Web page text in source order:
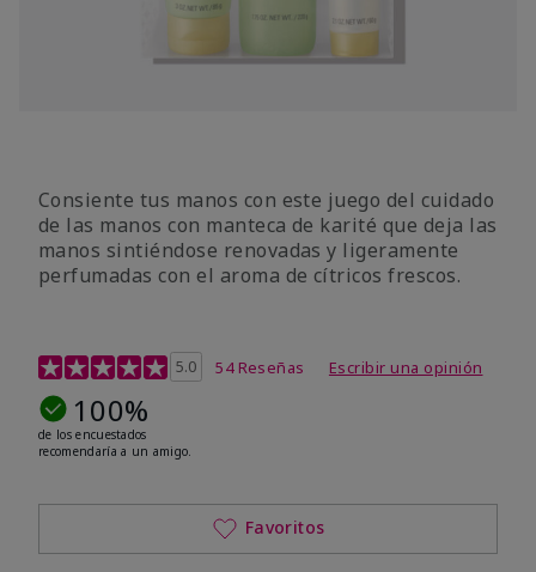
Consiente tus manos con este juego del cuidado
de las manos con manteca de karité que deja las
manos sintiéndose renovadas y ligeramente
perfumadas con el aroma de cítricos frescos.
Calificación de clientes de 4,7 de 5
5.0 54 Reseñas Escribir una opinión
100%
de los encuestados
recomendaría a un amigo.
Favoritos